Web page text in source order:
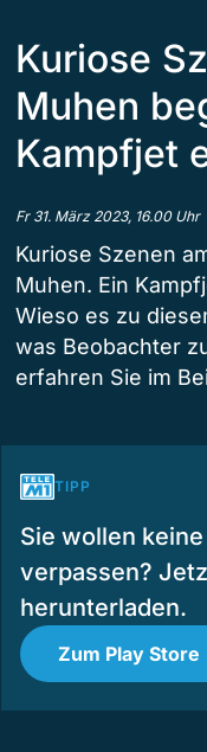
Kuriose
Muhen
Kampfjet
Fr 31. März 2023, 16.00 Uhr
Kuriose Szenen
Muhen. Ein
Wieso es zu
was Beobachter
erfahren Sie im
TIPP
Sie wollen
verpassen?
herunterladen.
Zum Play Store